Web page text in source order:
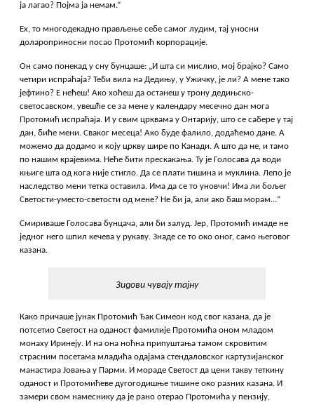
ја лагао? Појма ја немам.“
Ех, то многодекадно прављење себе самог лудим, тај уносни
долароприносни посао Протомић корпорације.
Он само понекад у сну бунцаше: „И шта си мислио, мој брајко? Само
четири испраћаја? Теби вила на Дедињу, у Ужичку, је ли? А мене тако
јефтино? Е нећеш! Ако хоћеш да останеш у трону дедињско-
светосавском, увешће се за мене у календару месечно дан мога
Протомић испраћаја. И у свим црквама у Онтарију, што се сабере у тај
дан, биће мени. Сваког месеца! Ако буде фалило, додаћемо дане. А
можемо да додамо и коју цркву шире по Канади. А што да не, и тамо
по нашим крајевима. Неће бити прескакања. Ту је Голосава да води
књиге шта од кога није стигло. Да се плати тишина и муклина. Лепо је
наследство мени тетка оставила. Има да се то уновчи! Има ли бољег
Светости-уместо-светости од мене? Не би ја, али ако баш морам…“
Смириваше Голосава бунцача, али би залуд. Јер, Протомић имаде не
једног него шпил кечева у рукаву. Знаде се то око оног, само његовог
казана.
Зидови чувају тајну
Како причаше јунак Протомић Ђак Симеон код свог казана, да је
потсетио Светост на оданост фамилије Протомића оном младом
монаху Иринеју. И на она ноћна припуштања тамом скровитим
страсним посетама младића одајама стендаловског картузијанског
манастира Јовања у Парми. И мораде Светост да цени такву теткину
оданост и Протомићеве дугогодишње тишине око разних казана. И
замери свом намеснику да је рано отерао Протомића у пензију,